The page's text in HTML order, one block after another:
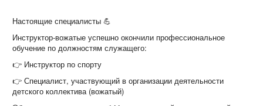
Настоящие специалисты 💪
Инструктор-вожатые успешно окончили профессиональное
обучение по должностям служащего:
👉 Инструктор по спорту
👉 Специалист, участвующий в организации деятельности
детского коллектива (вожатый)